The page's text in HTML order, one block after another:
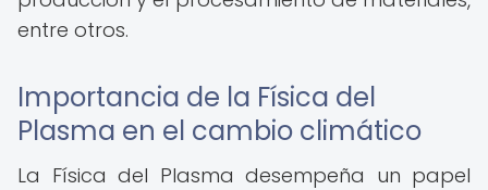
entre otros.
Importancia de la Física del
Plasma en el cambio climático
La Física del Plasma desempeña un papel